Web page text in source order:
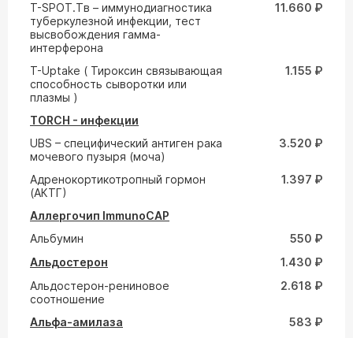
T-SPOT.Tв – иммунодиагностика
туберкулезной инфекции, тест
высвобождения гамма-
интерферона
11.660 ₽
T-Uptake ( Тироксин связывающая
способность сыворотки или
плазмы )
1.155 ₽
TORCH - инфекции
UВS – специфический антиген рака
мочевого пузыря (моча)
3.520 ₽
Адренокортикотропный гормон
(АКТГ)
1.397 ₽
Аллергочип ImmunoCAP
Альбумин
550 ₽
Альдостерон
1.430 ₽
Альдостерон-рениновое
соотношение
2.618 ₽
Альфа-амилаза
583 ₽